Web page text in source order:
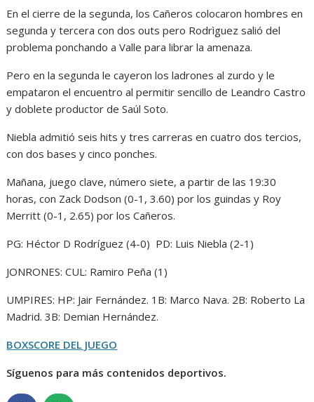
En el cierre de la segunda, los Cañeros colocaron hombres en
segunda y tercera con dos outs pero Rodrìguez salió del
problema ponchando a Valle para librar la amenaza.
Pero en la segunda le cayeron los ladrones al zurdo y le
empataron el encuentro al permitir sencillo de Leandro Castro
y doblete productor de Saúl Soto.
Niebla admitió seis hits y tres carreras en cuatro dos tercios,
con dos bases y cinco ponches.
Mañana, juego clave, número siete, a partir de las 19:30
horas, con Zack Dodson (0-1, 3.60) por los guindas y Roy
Merritt (0-1, 2.65) por los Cañeros.
PG: Héctor D Rodríguez (4-0) PD: Luis Niebla (2-1)
JONRONES: CUL: Ramiro Peña (1)
UMPIRES: HP: Jair Fernández. 1B: Marco Nava. 2B: Roberto La
Madrid. 3B: Demian Hernández.
BOXSCORE DEL JUEGO
Síguenos para más contenidos deportivos.